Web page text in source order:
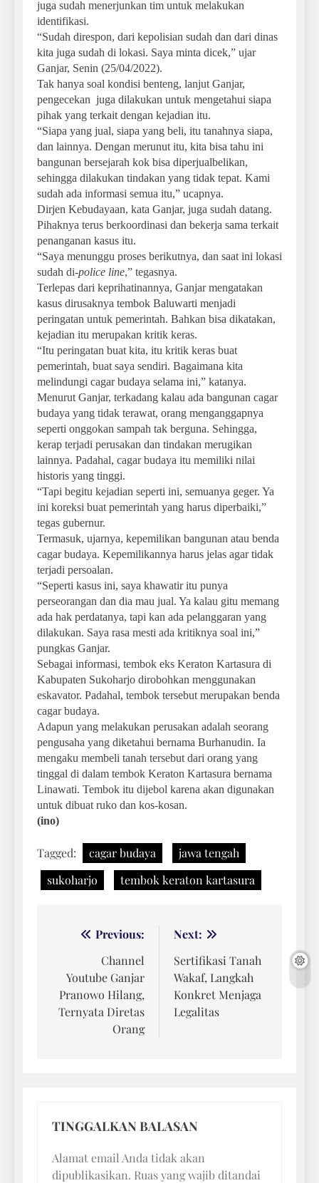
juga sudah menerjunkan tim untuk melakukan
identifikasi.
“Sudah direspon, dari kepolisian sudah dan dari dinas
kita juga sudah di lokasi. Saya minta dicek,” ujar
Ganjar, Senin (25/04/2022).
Tak hanya soal kondisi benteng, lanjut Ganjar,
pengecekan juga dilakukan untuk mengetahui siapa
pihak yang terkait dengan kejadian itu.
“Siapa yang jual, siapa yang beli, itu tanahnya siapa,
dan lainnya. Dengan merunut itu, kita bisa tahu ini
bangunan bersejarah kok bisa diperjualbelikan,
sehingga dilakukan tindakan yang tidak tepat. Kami
sudah ada informasi semua itu,” ucapnya.
Dirjen Kebudayaan, kata Ganjar, juga sudah datang.
Pihaknya terus berkoordinasi dan bekerja sama terkait
penanganan kasus itu.
“Saya menunggu proses berikutnya, dan saat ini lokasi
sudah di-police line,” tegasnya.
Terlepas dari keprihatinannya, Ganjar mengatakan
kasus dirusaknya tembok Baluwarti menjadi
peringatan untuk pemerintah. Bahkan bisa dikatakan,
kejadian itu merupakan kritik keras.
“Itu peringatan buat kita, itu kritik keras buat
pemerintah, buat saya sendiri. Bagaimana kita
melindungi cagar budaya selama ini,” katanya.
Menurut Ganjar, terkadang kalau ada bangunan cagar
budaya yang tidak terawat, orang menganggapnya
seperti onggokan sampah tak berguna. Sehingga,
kerap terjadi perusakan dan tindakan merugikan
lainnya. Padahal, cagar budaya itu memiliki nilai
historis yang tinggi.
“Tapi begitu kejadian seperti ini, semuanya geger. Ya
ini koreksi buat pemerintah yang harus diperbaiki,”
tegas gubernur.
Termasuk, ujarnya, kepemilikan bangunan atau benda
cagar budaya. Kepemilikannya harus jelas agar tidak
terjadi persoalan.
“Seperti kasus ini, saya khawatir itu punya
perseorangan dan dia mau jual. Ya kalau gitu memang
ada hak perdatanya, tapi kan ada pelanggaran yang
dilakukan. Saya rasa mesti ada kritiknya soal ini,”
pungkas Ganjar.
Sebagai informasi, tembok eks Keraton Kartasura di
Kabupaten Sukoharjo dirobohkan menggunakan
eskavator. Padahal, tembok tersebut merupakan benda
cagar budaya.
Adapun yang melakukan perusakan adalah seorang
pengusaha yang diketahui bernama Burhanudin. Ia
mengaku membeli tanah tersebut dari orang yang
tinggal di dalam tembok Keraton Kartasura bernama
Linawati. Tembok itu dijebol karena akan digunakan
untuk dibuat ruko dan kos-kosan.
(ino)
Tagged: cagar budaya
jawa tengah
sukoharjo
tembok keraton kartasura
NavigasiPrevious:
Channel
Youtube Ganjar
Pranowo Hilang,
Ternyata Diretas
Orang
Next:
Sertifikasi Tanah
Wakaf, Langkah
Konkret Menjaga
Legalitas
TINGGALKAN BALASAN
Alamat email Anda tidak akan
dipublikasikan. Ruas yang wajib ditandai